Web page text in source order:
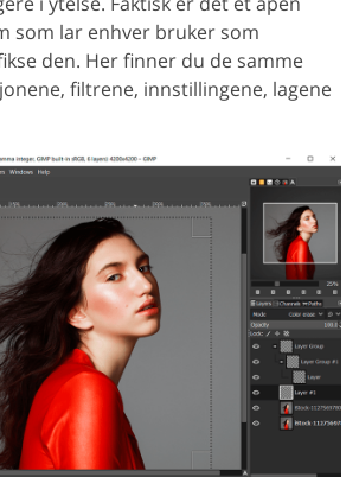
som lar enhver bruker som
den. Her finner du de samme
filtrene, innstillingene, lagene